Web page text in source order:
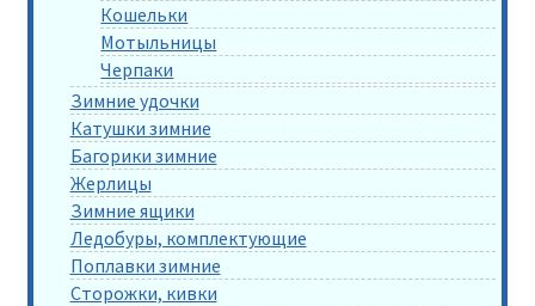
Кошельки
Мотыльницы
Черпаки
Зимние удочки
Катушки зимние
Багорики зимние
Жерлицы
Зимние ящики
Ледобуры, комплектующие
Поплавки зимние
Сторожки, кивки